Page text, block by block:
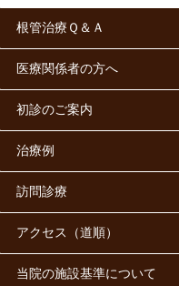
根管治療Ｑ＆Ａ
医療関係者の方へ
初診のご案内
治療例
訪問診療
アクセス（道順）
当院の施設基準について